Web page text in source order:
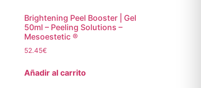
Brightening Peel Booster | Gel
50ml – Peeling Solutions –
Mesoestetic ®
52.45€
Añadir al carrito